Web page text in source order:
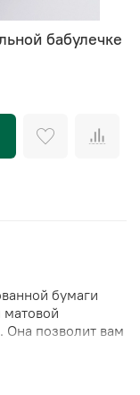
бабулечке
бумаги
. Она позволит вам